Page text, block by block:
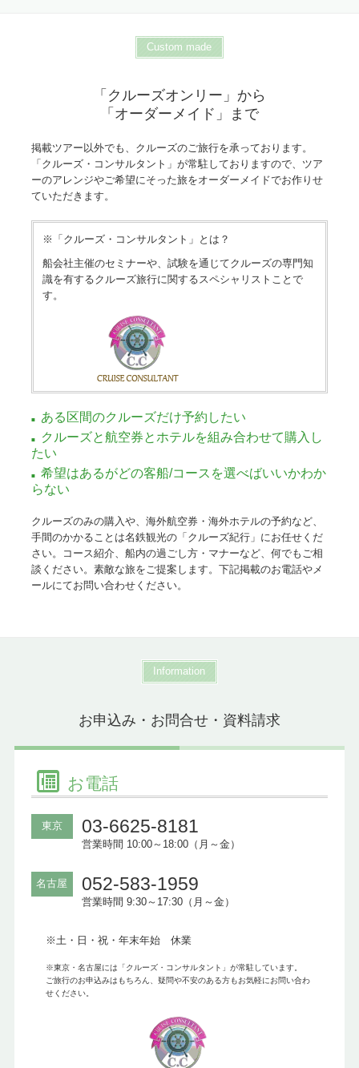
Custom made
「クルーズオンリー」から
「オーダーメイド」まで
掲載ツアー以外でも、クルーズのご旅行を承っております。
「クルーズ・コンサルタント」が常駐しておりますので、ツア
ーのアレンジやご希望にそった旅をオーダーメイドでお作りせ
ていただきます。
※「クルーズ・コンサルタント」とは？
船会社主催のセミナーや、試験を通じてクルーズの専門知
識を有するクルーズ旅行に関するスペシャリストことで
す。
ある区間のクルーズだけ予約したい
クルーズと航空券とホテルを組み合わせて購入し
たい
希望はあるがどの客船/コースを選べばいいかわか
らない
クルーズのみの購入や、海外航空券・海外ホテルの予約など、
手間のかかることは名鉄観光の「クルーズ紀行」にお任せくだ
さい。コース紹介、船内の過ごし方・マナーなど、何でもご相
談ください。素敵な旅をご提案します。下記掲載のお電話やメ
ールにてお問い合わせください。
Information
お申込み・お問合せ・資料請求
お電話
東京 03-6625-8181
営業時間 10:00～18:00（月～金）
名古屋 052-583-1959
営業時間 9:30～17:30（月～金）
※土・日・祝・年末年始 休業
※東京・名古屋には「クルーズ・コンサルタント」が常駐しています。
ご旅行のお申込みはもちろん、疑問や不安のある方もお気軽にお問い合わ
せください。